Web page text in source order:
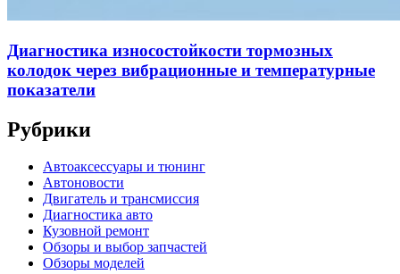
Диагностика износостойкости тормозных
колодок через вибрационные и температурные
показатели
Рубрики
Автоаксессуары и тюнинг
Автоновости
Двигатель и трансмиссия
Диагностика авто
Кузовной ремонт
Обзоры и выбор запчастей
Обзоры моделей